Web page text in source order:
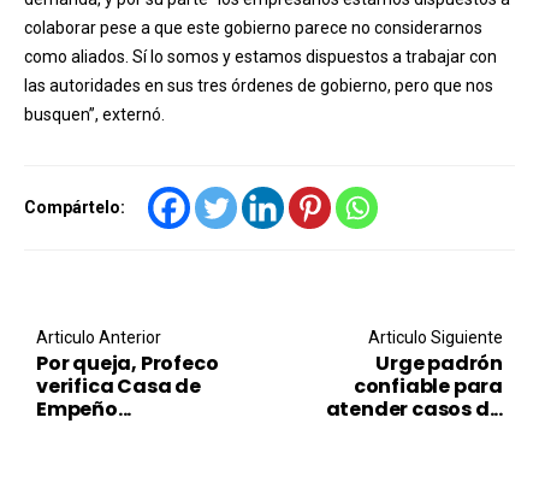
colaborar pese a que este gobierno parece no considerarnos
como aliados. Sí lo somos y estamos dispuestos a trabajar con
las autoridades en sus tres órdenes de gobierno, pero que nos
busquen”, externó.
Compártelo:
Post navigation
Articulo Anterior
Por queja, Profeco
verifica Casa de
Empeño...
Articulo Siguiente
Urge padrón
confiable para
atender casos d...